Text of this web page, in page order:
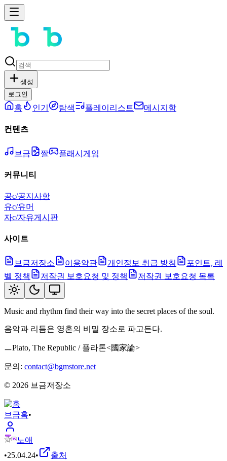
생성
로그인
홈 인기 탐색 플레이리스트 메시지함
컨텐츠
브금 짤 플래시게임
커뮤니티
공c/공지사항
유c/유머
자c/자유게시판
사이트
브금저장소 이용약관 개인정보 취급 방침
포인트, 레
벨 정책
저작권 보호요청 및 정책 저작권 보호요청 목록
Music and rhythm find their way into the secret places of the soul.
음악과 리듬은 영혼의 비밀 장소로 파고든다.
ㅡPlato, The Republic / 플라톤<國家論>
문의: contact@bgmstore.net
© 2026 브금저장소
브금홈•
노애
•25.04.24• 출처